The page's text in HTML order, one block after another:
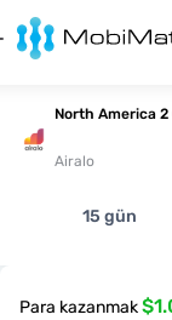
North America 2
Airalo
15 gün
Para kazanmak